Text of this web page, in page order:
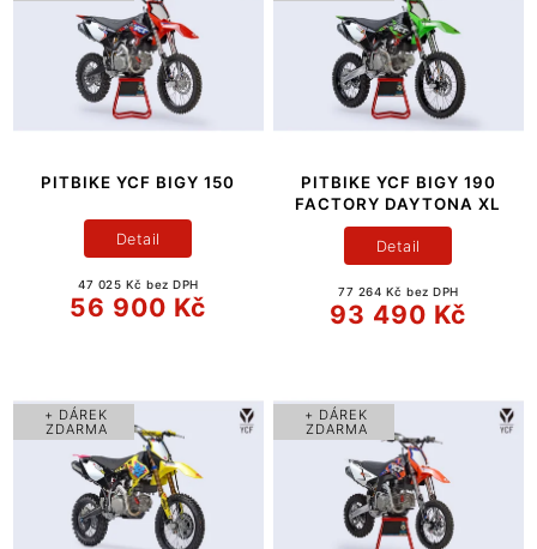
PITBIKE YCF BIGY 150
47 025 Kč bez DPH
56 900 Kč
Detail
PITBIKE YCF BIGY 190
FACTORY DAYTONA XL
77 264 Kč bez DPH
93 490 Kč
Detail
+ DÁREK
ZDARMA
+ DÁREK
ZDARMA